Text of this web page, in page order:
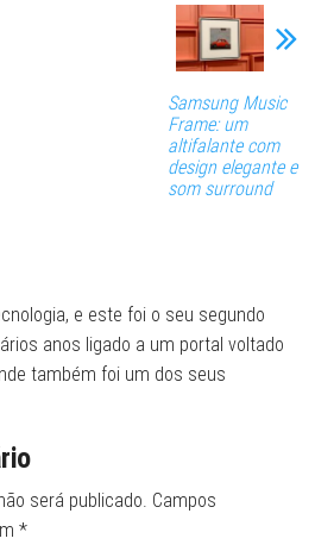
Samsung Music
Frame: um
altifalante com
design elegante e
som surround
e este foi o seu segundo
anos ligado a um portal voltado
também foi um dos seus
será publicado. Campos
*